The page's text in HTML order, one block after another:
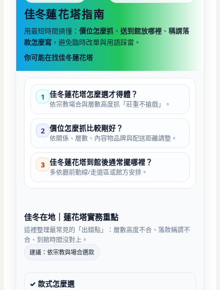
佳冬蓮花塔指南
用最短時間搞懂：價位怎麼抓 、送到館放哪裡 、稱謂落
款怎麼寫 ，避免臨時改單與用語踩雷。
你可能在找佳冬蓮花塔
1 佳冬蓮花塔怎麼選才得體？
依宗教場合與層數高度抓「莊重不搶戲」。
2 價位怎麼抓比較剛好？
依關係、層數、內容物品牌與配送距離調整。
3 佳冬蓮花塔到館後通常擺哪裡？
多依廳前動線/走道區或館方安排。
佳冬在地｜蓮花塔實務重點
這裡整理最常見的「出錯點」：層數高度不合、落款稱謂不
合、到館時間沒對上。
建議：依宗教與場合選款
✓ 款式怎麼選